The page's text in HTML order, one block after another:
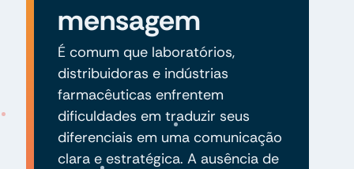
mensagem
É comum que laboratórios,
distribuidoras e indústrias
farmacêuticas enfrentem
dificuldades em traduzir seus
diferenciais em uma comunicação
clara e estratégica. A ausência de